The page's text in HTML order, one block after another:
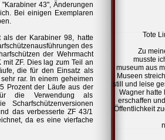
43", Änderungen
Bei einigen Exemplaren
als der Karabiner 98, hatte
des
der Wehrmacht
ZF. Dies lag zum Teil an
die für den Einsatz als
rar. In einem geheimen
Prozent der Läufe aus der
die Verwendung als
Scharfschützenversionen
das verbesserte ZF 43/1
da es eine vierfache
Tote
Zu
musste
museum aus
Museen
still und leise
Wagner hatte
erschaffen
Öffentlichkeit